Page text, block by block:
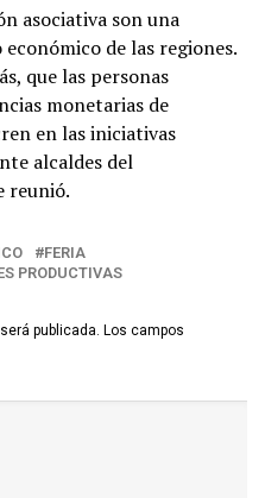
asociativa son una
de las regiones.
que las personas
monetarias de
en las iniciativas
alcaldes del
reunió.
FERIA
PRODUCTIVAS
publicada. Los campos